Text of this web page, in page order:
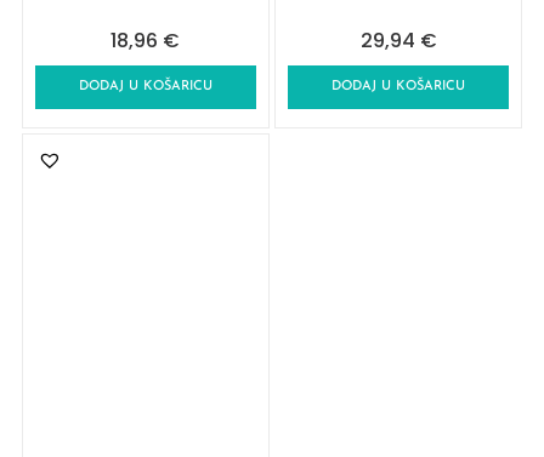
18,96 €
DODAJ U KOŠARICU
29,94 €
DODAJ U KOŠARICU